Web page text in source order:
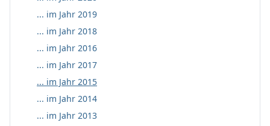
... im Jahr 2019
... im Jahr 2018
... im Jahr 2016
... im Jahr 2017
... im Jahr 2015
... im Jahr 2014
... im Jahr 2013